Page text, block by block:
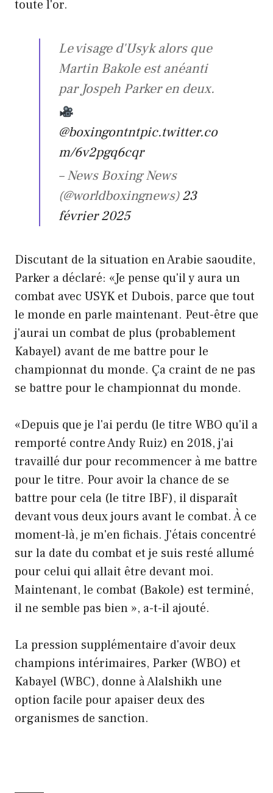
toute l'or.
Le visage d'Usyk alors que
Martin Bakole est anéanti
par Jospeh Parker en deux.
@boxingontntpic.twitter.co
m/6v2pgq6cqr
– News Boxing News
(@worldboxingnews)23
février 2025
Discutant de la situation en Arabie saoudite,
Parker a déclaré: «Je pense qu'il y aura un
combat avec USYK et Dubois, parce que tout
le monde en parle maintenant. Peut-être que
j'aurai un combat de plus (probablement
Kabayel) avant de me battre pour le
championnat du monde. Ça craint de ne pas
se battre pour le championnat du monde.
«Depuis que je l'ai perdu (le titre WBO qu'il a
remporté contre Andy Ruiz) en 2018, j'ai
travaillé dur pour recommencer à me battre
pour le titre. Pour avoir la chance de se
battre pour cela (le titre IBF), il disparaît
devant vous deux jours avant le combat. À ce
moment-là, je m'en fichais. J'étais concentré
sur la date du combat et je suis resté allumé
pour celui qui allait être devant moi.
Maintenant, le combat (Bakole) est terminé,
il ne semble pas bien », a-t-il ajouté.
La pression supplémentaire d'avoir deux
champions intérimaires, Parker (WBO) et
Kabayel (WBC), donne à Alalshikh une
option facile pour apaiser deux des
organismes de sanction.